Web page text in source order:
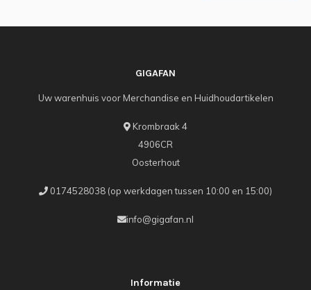
GIGAFAN
Uw warenhuis voor Merchandise en Huidhoudartikelen
Krombraak 4
4906CR
Oosterhout
0174528038 (op werkdagen tussen 10:00 en 15:00)
info@gigafan.nl
Informatie